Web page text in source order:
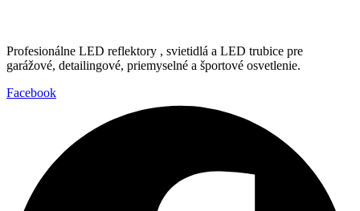
Profesionálne LED reflektory , svietidlá a LED trubice pre
garážové, detailingové, priemyselné a športové osvetlenie.
Facebook